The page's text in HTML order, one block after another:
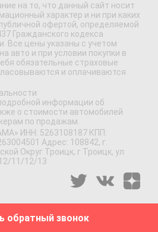
на то, что данный сайт носит
характер и ни при каких
офертой, определяемой
Гражданского кодекса
Все цены указаны с учетом
авто и при условии покупки в
обязательные страховые
и оплачиваются
информации об
о стоимости автомобилей
по продажам.
ИНН: 5263108187 КПП:
Адрес: 108842, г.
Округ Троицк, г Троицк, ул
11/12/13
обратный звонок